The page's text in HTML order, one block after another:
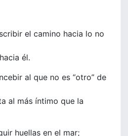
el camino hacia lo no
él.
al que no es “otro” de
al más íntimo que la
huellas en el mar;